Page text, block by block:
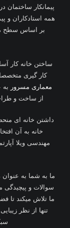
پیمانکار ساختمان
همه استادکاران و
بر اساس سطح
ساختن خانه کار
کار گیری
معماری مسرور به
از ساخت و
داشتن خانه ای
خانه به آن
مهندسی ویلا
ما به شما به
سوالات و پیچیدگی
ما تلاش میکند تا
تنها از نظر